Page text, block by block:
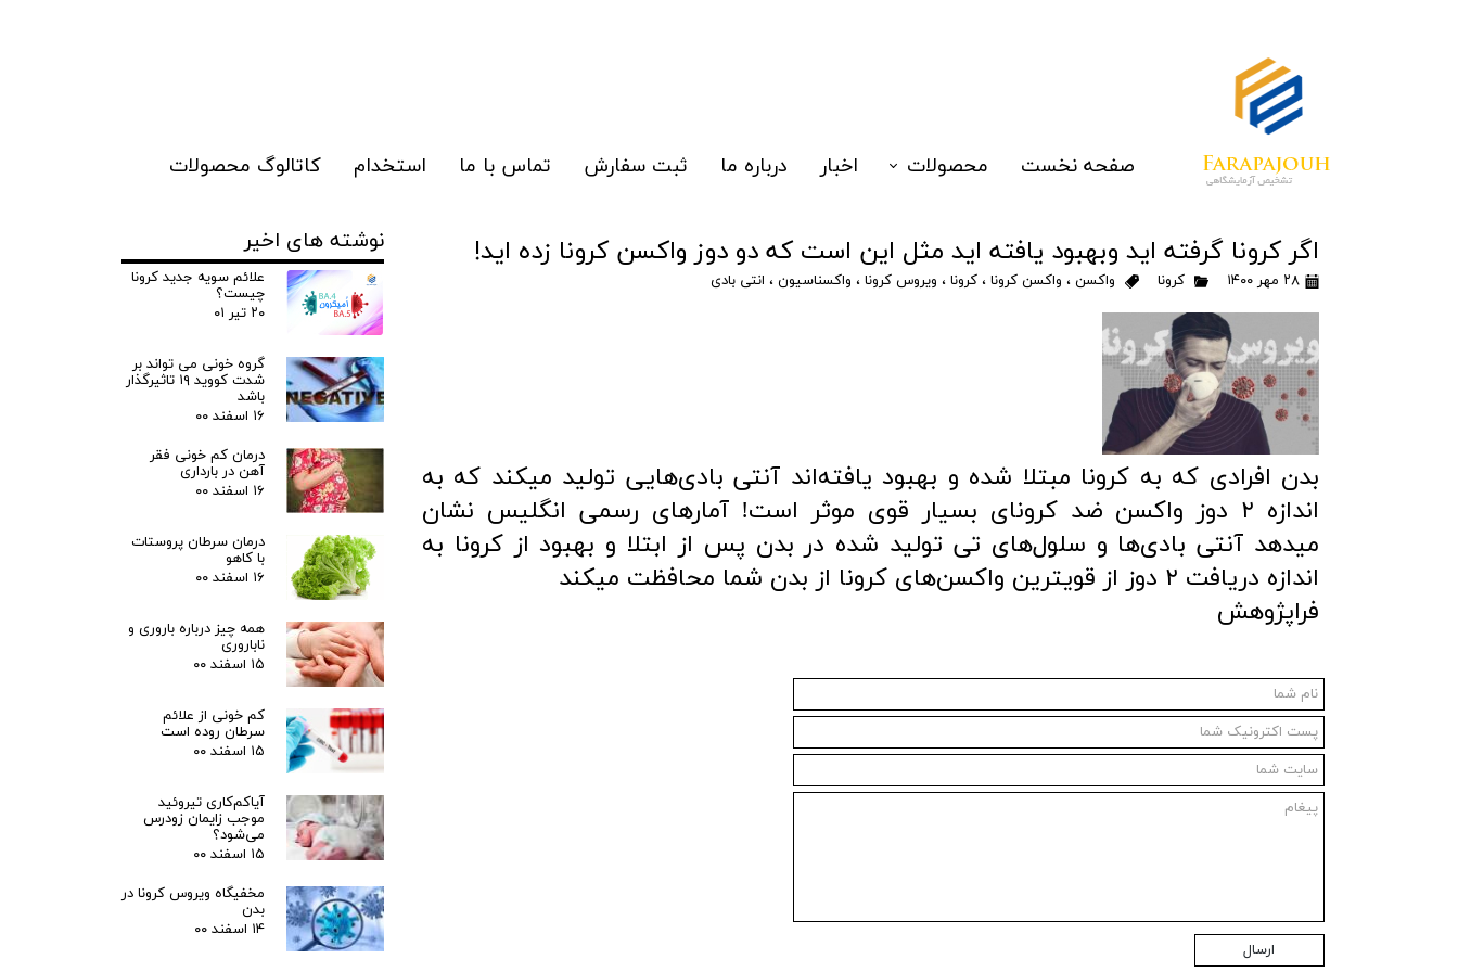
صفحه نخست محصولات
رپیدتست
تجهیزات
اخبار درباره ما ثبت سفارش تماس با ما استخدام کاتالوگ محصولات
اگر کرونا گرفته اید وبهبود یافته اید مثل این است که دو دوز واکسن کرونا زده اید!
۲۸ مهر ۱۴۰۰ کرونا واکسن ، واکسن کرونا ، کرونا ، ویروس کرونا ، واکسناسیون ، انتی بادی
بدن افرادی که به کرونا مبتلا شده و بهبود یافته‌اند آنتی بادی‌هایی تولید میکند که به
اندازه ۲ دوز واکسن ضد کرونای بسیار قوی موثر است! آمارهای رسمی انگلیس نشان
میدهد آنتی بادی‌ها و سلول‌های تی تولید شده در بدن پس از ابتلا و بهبود از کرونا به
اندازه دریافت ۲ دوز از قویترین واکسن‌های کرونا از بدن شما محافظت میکند
فراپژوهش
ارسال
نوشته های اخیر
علائم سویه جدید کرونا
چیست؟
۲۰ تیر ۰۱
گروه خونی می تواند بر
شدت کووید ۱۹ تاثیرگذار
باشد
۱۶ اسفند ۰۰
درمان کم خونی فقر
آهن در بارداری
۱۶ اسفند ۰۰
درمان سرطان پروستات
با کاهو
۱۶ اسفند ۰۰
همه چیز درباره باروری و
ناباروری
۱۵ اسفند ۰۰
کم خونی از علائم
سرطان روده است
۱۵ اسفند ۰۰
آیاکم‌کاری تیروئید
موجب زایمان زودرس
می‌شود؟
۱۵ اسفند ۰۰
مخفیگاه ویروس کرونا در
بدن
۱۴ اسفند ۰۰